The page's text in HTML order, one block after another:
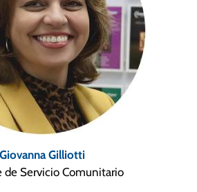
Giovanna Gilliotti
de Servicio Comunitario